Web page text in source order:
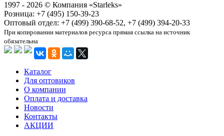
1997 - 2026 © Компания «Starleks»
Розница: +7 (495) 150-39-23
Оптовый отдел: +7 (499) 390-68-52, +7 (499) 394-20-33
При копировании материалов ресурса прямая ссылка на источник
обязательна
Каталог
Для оптовиков
О компании
Оплата и доставка
Новости
Контакты
АКЦИИ